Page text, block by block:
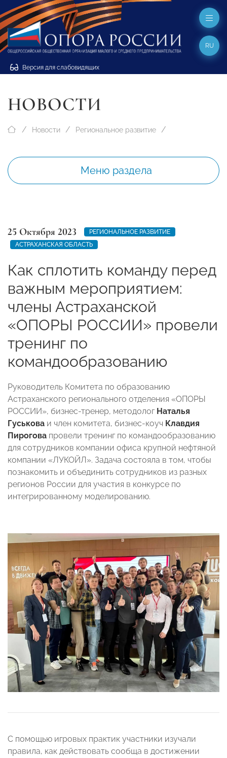
Версия для слабовидящих
RU
НОВОСТИ
Новости Региональное развитие
Меню раздела
25 Октября 2023
РЕГИОНАЛЬНОЕ РАЗВИТИЕ
АСТРАХАНСКАЯ ОБЛАСТЬ
Как сплотить команду перед
важным мероприятием:
члены Астраханской
«ОПОРЫ РОССИИ» провели
тренинг по
командообразованию
Руководитель Комитета по образованию
Астраханского регионального отделения «ОПОРЫ
РОССИИ», бизнес-тренер, методолог Наталья
Гуськова и член комитета, бизнес-коуч Клавдия
Пирогова провели тренинг по командообразованию
для сотрудников компании офиса крупной нефтяной
компании «ЛУКОЙЛ». Задача состояла в том, чтобы
познакомить и объединить сотрудников из разных
регионов России для участия в конкурсе по
интегрированному моделированию.
С помощью игровых практик участники изучали
правила, как действовать сообща в достижении